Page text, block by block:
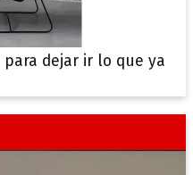
dejar ir lo que ya